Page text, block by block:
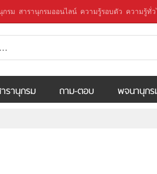
กรม สารานุกรมออนไลน์ ความรู้รอบตัว ความรู้ทั่ว
รานุกรม ถาม-ตอบ พจนานุก